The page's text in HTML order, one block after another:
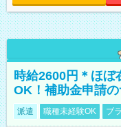
時給2600円＊ほぼ
OK！補助金申請
派遣 職種未経験OK ブ